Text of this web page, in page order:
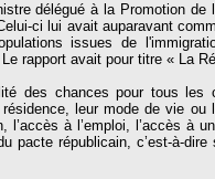
délégué à la Promotion de
ci lui avait auparavant
issues de
rapport avait pour titre « La
des chances pour tous les
leur mode de vie ou
l’accès à l’emploi, l’accès à
pacte républicain, c’est-à-